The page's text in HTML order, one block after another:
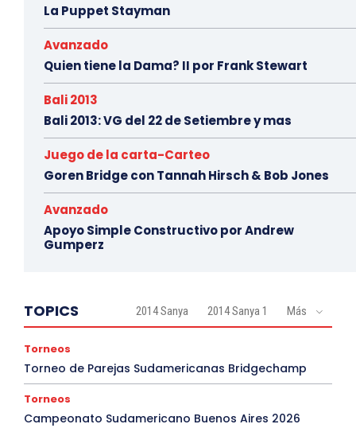
La Puppet Stayman
Avanzado
Quien tiene la Dama? II por Frank Stewart
Bali 2013
Bali 2013: VG del 22 de Setiembre y mas
Juego de la carta-Carteo
Goren Bridge con Tannah Hirsch & Bob Jones
Avanzado
Apoyo Simple Constructivo por Andrew
Gumperz
TOPICS 2014 Sanya 2014 Sanya 1 Más
Torneos
Torneo de Parejas Sudamericanas Bridgechamp
Torneos
Campeonato Sudamericano Buenos Aires 2026